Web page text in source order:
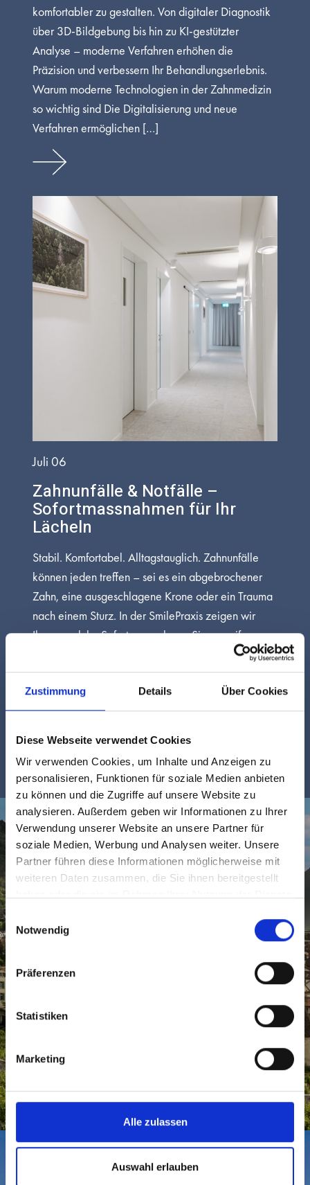
Zustimmung Details Über Cookies
Diese Webseite verwendet Cookies
Wir verwenden Cookies, um Inhalte und Anzeigen zu
personalisieren, Funktionen für soziale Medien anbieten
zu können und die Zugriffe auf unsere Website zu
analysieren. Außerdem geben wir Informationen zu Ihrer
Verwendung unserer Website an unsere Partner für
soziale Medien, Werbung und Analysen weiter. Unsere
Partner führen diese Informationen möglicherweise mit
weiteren Daten zusammen, die Sie ihnen bereitgestellt
Einwilligungsauswahl
Notwendig
Präferenzen
Statistiken
Marketing
Alle zulassen
Auswahl erlauben
komfortabler zu gestalten. Von digitaler Diagnostik
über 3D-Bildgebung bis hin zu KI-gestützter
Analyse – moderne Verfahren erhöhen die
Präzision und verbessern Ihr Behandlungserlebnis.
Warum moderne Technologien in der Zahnmedizin
so wichtig sind Die Digitalisierung und neue
Verfahren ermöglichen […]
Juli 06
Zahnunfälle & Notfälle –
Sofortmassnahmen für Ihr
Lächeln
Stabil. Komfortabel. Alltagstauglich. Zahnunfälle
können jeden treffen – sei es ein abgebrochener
Zahn, eine ausgeschlagene Krone oder ein Trauma
nach einem Sturz. In der SmilePraxis zeigen wir
Ihnen, welche Sofortmassnahmen Sie ergreifen
sollten, um Ihre Zähne zu retten und langfristige
Schäden zu vermeiden. Warum schnelle Reaktion
entscheidend ist Bei Zahnunfällen zählt jede
Minute. Die richtige […]
CHUR UND REGION
Zahnarzt Chur